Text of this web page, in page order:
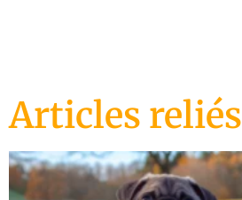
Articles reliés